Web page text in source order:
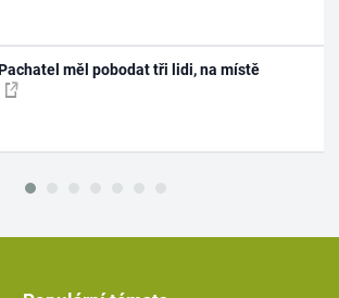
měl pobodat tři lidi, na místě